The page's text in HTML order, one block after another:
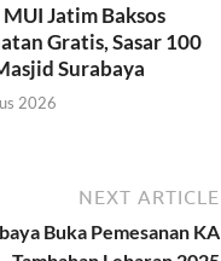
Jatim Baksos
Gratis, Sasar 100
Surabaya
2026
NEXT ARTICLE
Buka Pemesanan KA